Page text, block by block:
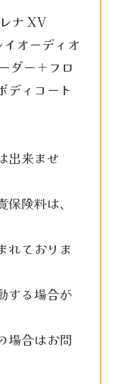
ナ XV
オーディオ
ダー＋フロ
ディコート
出来ませ
険料は、
れておりま
する場合が
場合はお問